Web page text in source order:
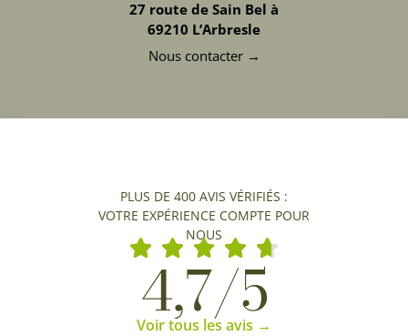
27 route de Sain Bel à
69210 L’Arbresle
Nous contacter →
PLUS DE 400 AVIS VÉRIFIÉS :
VOTRE EXPÉRIENCE COMPTE POUR
NOUS
4,7/5
Voir tous les avis →